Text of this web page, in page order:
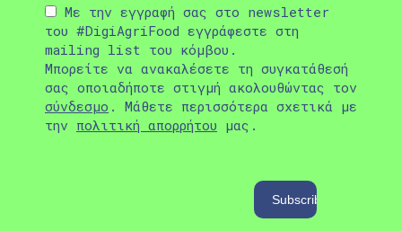
Με την εγγραφή σας στο newsletter
του #DigiAgriFood εγγράφεστε στη
mailing list του κόμβου.
Μπορείτε να ανακαλέσετε τη συγκατάθεσή
σας οποιαδήποτε στιγμή ακολουθώντας τον
σύνδεσμο . Μάθετε περισσότερα σχετικά με
την πολιτική απορρήτου μας.